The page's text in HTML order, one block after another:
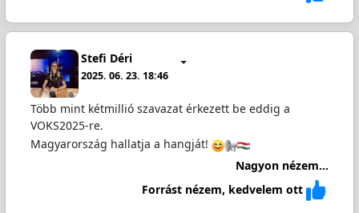
Stefi Déri
2025. 06. 23. 18:46
Több mint kétmillió szavazat érkezett be eddig a
VOKS2025-re.
Magyarország hallatja a hangját!
Nagyon nézem...
Forrást nézem, kedvelem ott